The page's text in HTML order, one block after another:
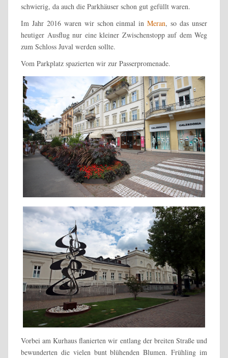
schwierig, da auch die Parkhäuser schon gut gefüllt waren.
Im Jahr 2016 waren wir schon einmal inMeran, so das unser
heutiger Ausflug nur eine kleiner Zwischenstopp auf dem Weg
zum Schloss Juval werden sollte.
Vom Parkplatz spazierten wir zur Passerpromenade.
Vorbei am Kurhaus flanierten wir entlang der breiten Straße und
bewunderten die vielen bunt blühenden Blumen. Frühling im